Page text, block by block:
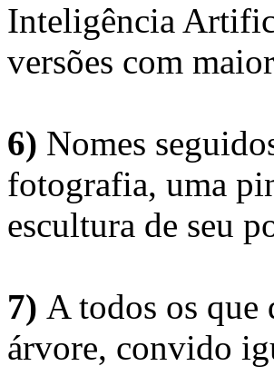
Inteligência
versões com
6) Nomes
fotografia, uma
escultura de seu
7) A todos os que
árvore, convido